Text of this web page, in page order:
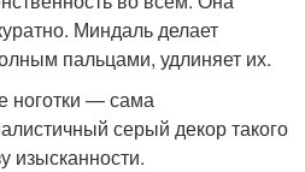
Миндаль делает
пальцами, удлиняет их.
ноготки — сама
серый декор такого
изысканности.